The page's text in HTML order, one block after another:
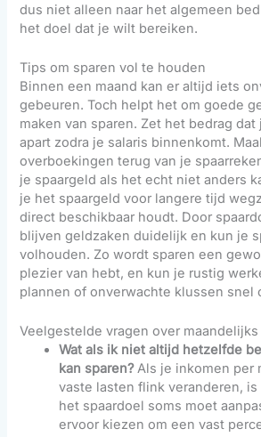
dus niet alleen naar het algemeen
het doel dat je wilt bereiken.
Tips om sparen vol te houden
Binnen een maand kan er altijd iets
gebeuren. Toch helpt het om goede
maken van sparen. Zet het bedrag
apart zodra je salaris binnenkomt.
overboekingen terug van je
je spaargeld als het echt niet anders
je het spaargeld voor langere tijd
direct beschikbaar houdt. Door
blijven geldzaken duidelijk en kun je
volhouden. Zo wordt sparen een
plezier van hebt, en kun je rustig
plannen of onverwachte klussen snel
Veelgestelde vragen over maandelijks
Wat als ik niet altijd hetzelfde
kan sparen?Als je inkomen per
vaste lasten flink veranderen,
het spaardoel soms moet
ervoor kiezen om een vast